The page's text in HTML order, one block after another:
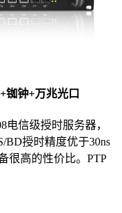
铷钟+万兆光口
电信级授时服务器，
BD授时精度优于30ns
很高的性价比。PTP